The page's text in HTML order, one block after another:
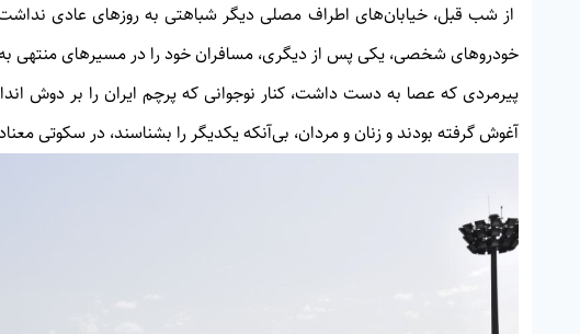
از شب قبل، خیابان‌های اطراف مصلی دیگر شباهتی به روزهای عادی
خودروهای شخصی، یکی پس از دیگری، مسافران خود را در مسیرهای منتهی
پیرمردی که عصا به دست داشت، کنار نوجوانی که پرچم ایران را بر دوش
آغوش گرفته بودند و زنان و مردان، بی‌آنکه یکدیگر را بشناسند، در سکوتی